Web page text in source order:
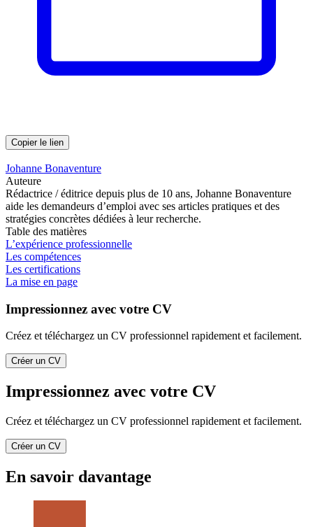
Copier le lien
Johanne Bonaventure
Auteure
Rédactrice / éditrice depuis plus de 10 ans, Johanne Bonaventure
aide les demandeurs d’emploi avec ses articles pratiques et des
stratégies concrètes dédiées à leur recherche.
Table des matières
L’expérience professionnelle
Les compétences
Les certifications
La mise en page
Impressionnez avec votre CV
Créez et téléchargez un CV professionnel rapidement et facilement.
Créer un CV
Impressionnez avec votre CV
Créez et téléchargez un CV professionnel rapidement et facilement.
Créer un CV
En savoir davantage